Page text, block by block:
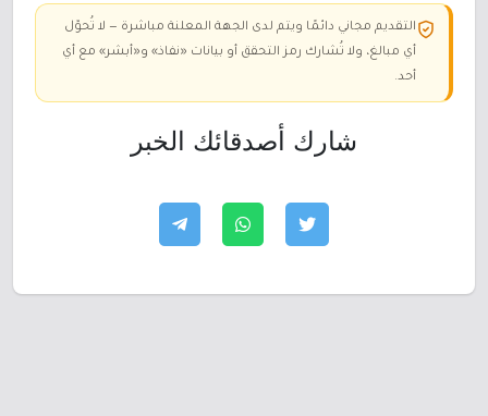
التقديم مجاني دائمًا ويتم لدى الجهة المعلنة مباشرة — لا تُحوّل
أي مبالغ، ولا تُشارك رمز التحقق أو بيانات «نفاذ» و«أبشر» مع أي
أحد.
شارك أصدقائك الخبر